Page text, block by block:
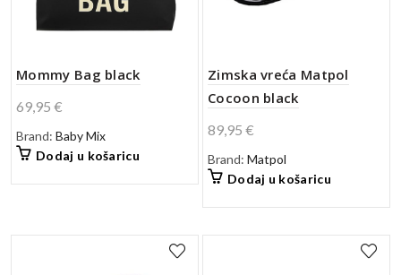
Mommy Bag black
69,95€
Brand:Baby Mix
Dodaj u košaricu
Zimska vreća Matpol
Cocoon black
89,95€
Brand:Matpol
Dodaj u košaricu